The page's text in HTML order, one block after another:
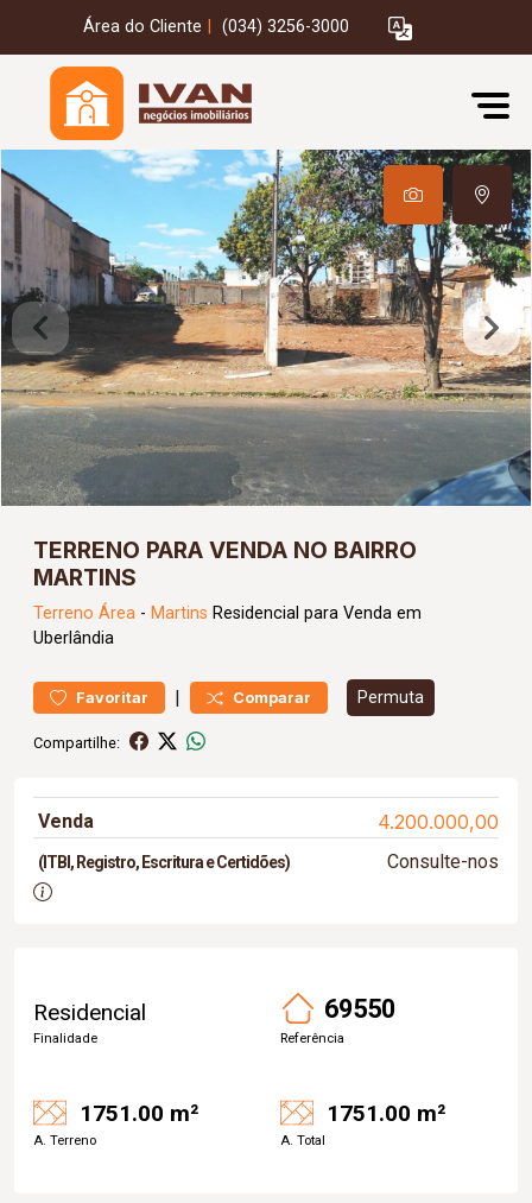
Área do Cliente (034) 3256-3000
TERRENO PARA VENDA NO BAIRRO
MARTINS
Terreno Área - Martins Residencial para Venda em
Uberlândia
Favoritar | Comparar Permuta
Compartilhe:
Venda 4.200.000,00
(ITBI, Registro, Escritura e Certidões) Consulte-nos
Residencial
Finalidade
69550
Referência
1751.00 m²
A. Terreno
1751.00 m²
A. Total